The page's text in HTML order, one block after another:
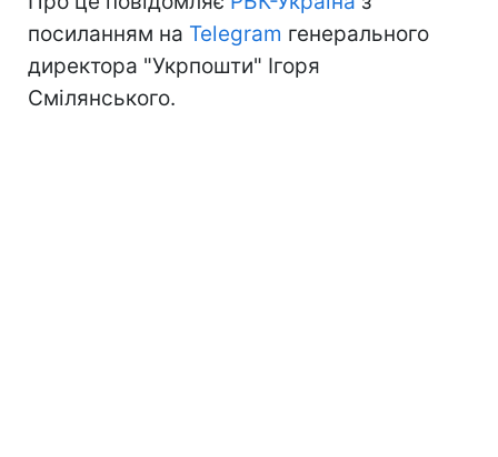
посиланням на Telegram генерального
директора "Укрпошти" Ігоря
Смілянського.